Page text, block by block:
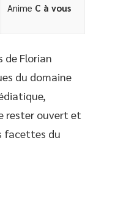
Anime C à vous
de Florian
du domaine
rester ouvert et
facettes du